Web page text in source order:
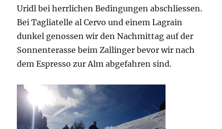
Uridl bei herrlichen Bedingungen abschliessen.
Bei Tagliatelle al Cervo und einem Lagrain
dunkel genossen wir den Nachmittag auf der
Sonnenterasse beim Zallinger bevor wir nach
dem Espresso zur Alm abgefahren sind.